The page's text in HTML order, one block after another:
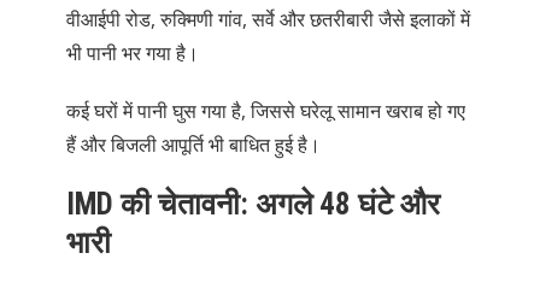
वीआईपी रोड, रुक्मिणी गांव, सर्वे और छतरीबारी जैसे इलाकों में
भी पानी भर गया है।
कई घरों में पानी घुस गया है, जिससे घरेलू सामान खराब हो गए
हैं और बिजली आपूर्ति भी बाधित हुई है।
IMD की चेतावनी: अगले 48 घंटे और
भारी